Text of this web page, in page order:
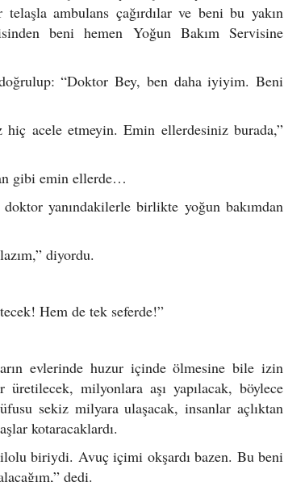
ambulans çağırdılar ve beni bu yakın
beni hemen Yoğun Bakım Servisine
“Doktor Bey, ben daha iyiyim. Beni
acele etmeyin. Emin ellerdesiniz burada,”
gibi emin ellerde…
yanındakilerle birlikte yoğun bakımdan
diyordu.
Hem de tek seferde!”
evlerinde huzur içinde ölmesine bile izin
milyonlara aşı yapılacak, böylece
sekiz milyara ulaşacak, insanlar açlıktan
kotaracaklardı.
biriydi. Avuç içimi okşardı bazen. Bu beni
dedi.